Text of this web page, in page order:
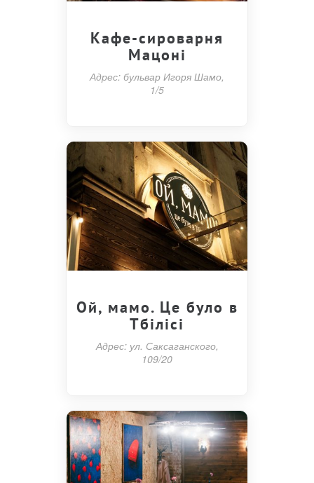
Кафе-сироварня
Мацоні
Адрес: бульвар Игоря Шамо,
1/5
Ой, мамо. Це було в
Тбілісі
Адрес: ул. Саксаганского,
109/20